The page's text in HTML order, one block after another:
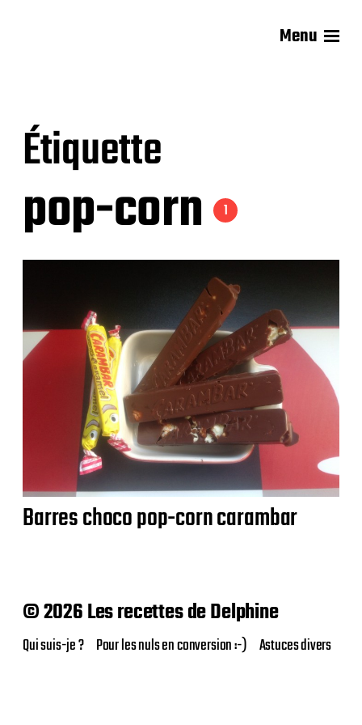
Menu
Étiquette
pop-corn 1
Barres choco pop-corn carambar
© 2026 Les recettes de Delphine
Qui suis-je ? Pour les nuls en conversion :-) Astuces divers